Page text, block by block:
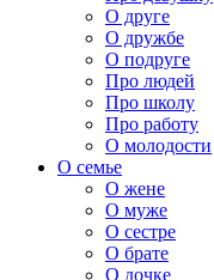
О друге
О дружбе
О подруге
Про людей
Про школу
Про работу
О молодости
О семье
О жене
О муже
О сестре
О брате
О дочке